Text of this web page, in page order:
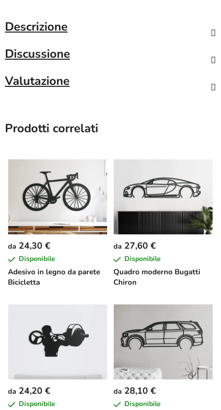
Descrizione
Discussione
Valutazione
Prodotti correlati
Adesivo in legno da parete
Bicicletta
da 24,30 €
Disponibile
Quadro moderno Bugatti
Chiron
da 27,60 €
Disponibile
da 24,20 €
Disponibile
da 28,10 €
Disponibile